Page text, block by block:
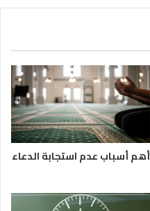
أهم أسباب عدم استجابة الدعاء